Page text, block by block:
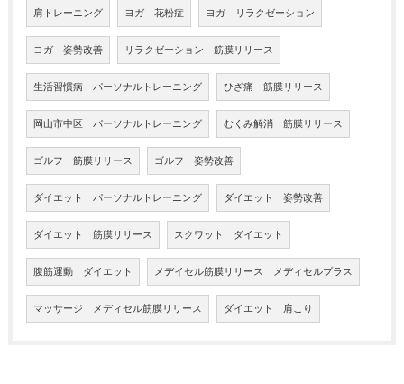
肩トレーニング ヨガ 花粉症 ヨガ リラクゼーション
ヨガ 姿勢改善 リラクゼーション 筋膜リリース
生活習慣病 パーソナルトレーニング ひざ痛 筋膜リリース
岡山市中区 パーソナルトレーニング むくみ解消 筋膜リリース
ゴルフ 筋膜リリース ゴルフ 姿勢改善
ダイエット パーソナルトレーニング ダイエット 姿勢改善
ダイエット 筋膜リリース スクワット ダイエット
腹筋運動 ダイエット メデイセル筋膜リリース メディセルプラス
マッサージ メディセル筋膜リリース ダイエット 肩こり